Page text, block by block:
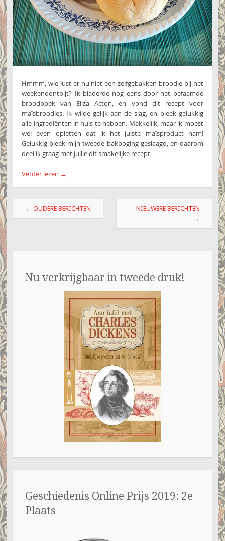
Hmmm, wie lust er nu niet een zelfgebakken broodje bij het
weekendontbijt? Ik bladerde nog eens door het befaamde
broodboek van Eliza Acton, en vond dit recept voor
maïsbroodjes. Ik wilde gelijk aan de slag, en bleek gelukkig
alle ingrediënten in huis te hebben. Makkelijk, maar ik moest
wel even opletten dat ik het juiste maïsproduct nam!
Gelukkig bleek mijn tweede bakpoging geslaagd, en daarom
deel ik graag met jullie dit smakelijke recept.
Verder lezen →
Berichtnavigatie
← OUDERE BERICHTEN
NIEUWERE BERICHTEN
→
Nu verkrijgbaar in tweede druk!
Geschiedenis Online Prijs 2019: 2e
Plaats